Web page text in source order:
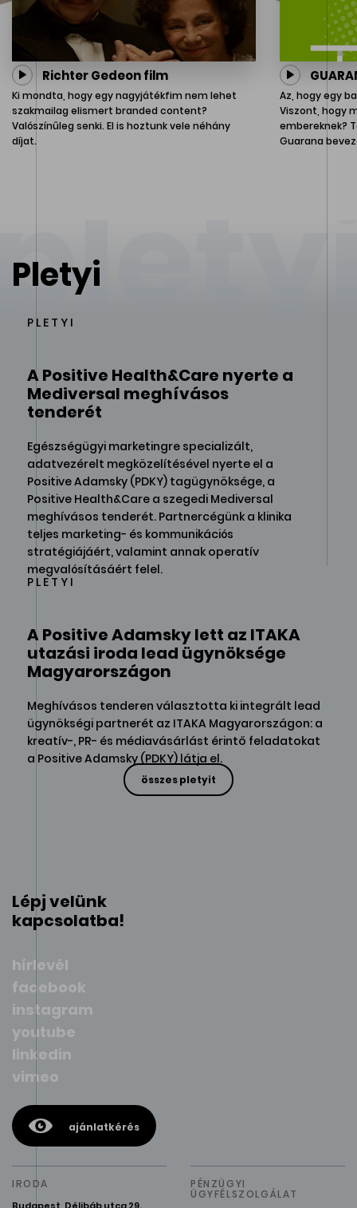
Richter Gedeon film
Ki mondta, hogy egy nagyjátékfim nem lehet
szakmailag elismert branded content?
Valószínűleg senki. El is hoztunk vele néhány
díjat.
Az, hogy egy
Viszont, hogy
embereknek?
Guarana
Pletyi
PLETYI
A Positive Health&Care nyerte a
Mediversal meghívásos
tenderét
Egészségügyi marketingre specializált,
adatvezérelt megközelítésével nyerte el a
Positive Adamsky (PDKY) tagügynöksége, a
Positive Health&Care a szegedi Mediversal
meghívásos tenderét. Partnercégünk a klinika
teljes marketing- és kommunikációs
stratégiájáért, valamint annak operatív
megvalósításáért felel.
PLETYI
A Positive Adamsky lett az ITAKA
utazási iroda lead ügynöksége
Magyarországon
Meghívásos tenderen választotta ki integrált lead
ügynökségi partnerét az ITAKA Magyarországon: a
kreatív-, PR- és médiavásárlást érintő feladatokat
a Positive Adamsky (PDKY) látja el.
összes pletyit
Lépj velünk
kapcsolatba!
hírlevél
facebook
instagram
youtube
linkedin
vimeo
ajánlatkérés
IRODA PÉNZÜGYI
ÜGYFÉLSZOLGÁLAT